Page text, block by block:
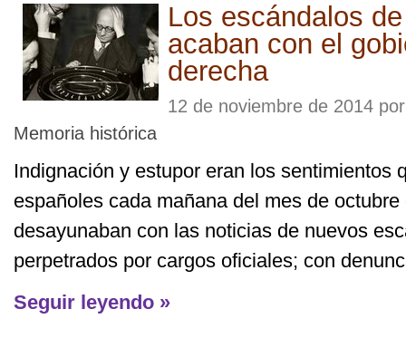
Los escándalos
acaban con el
derecha
12 de noviembre de 2014
Memoria histórica
Indignación y estupor eran los sentimientos
españoles cada mañana del mes de
desayunaban con las noticias de nuevos
perpetrados por cargos oficiales; con
Seguir leyendo »